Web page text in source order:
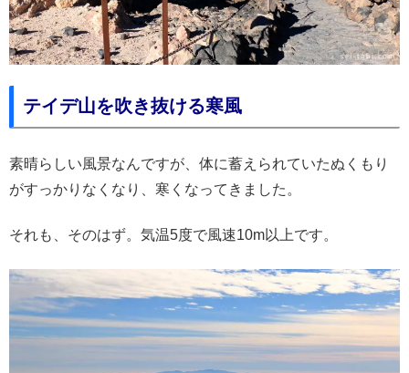
テイデ山を吹き抜ける寒風
素晴らしい風景なんですが、体に蓄えられていたぬくもり
がすっかりなくなり、寒くなってきました。
それも、そのはず。気温5度で風速10m以上です。